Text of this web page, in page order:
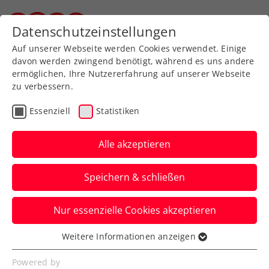
Zurück zur Newsübersicht
Turniere
Siege über Supertalente:
Tagger meistert
Wimbledon-Qualifikation
Die ÖTV-Zukunftshoffnung überzeugt bei
ihrer Jugend-Grand-Slam-Premiere in
London.
Verfasst von: Manuel Wachta, 05.07.2024
Datenschutzeinstellungen
Auf unserer Webseite werden Cookies verwendet. Einige
davon werden zwingend benötigt, während es uns andere
ermöglichen, Ihre Nutzererfahrung auf unserer Webseite
zu verbessern.
Essenziell Statistiken
Alle akzeptieren
Speichern & schließen
Nur essenzielle Cookies akzeptieren
Essenziell
Essenzielle Cookies werden für grundlegende
Weitere Informationen anzeigen
Powered by